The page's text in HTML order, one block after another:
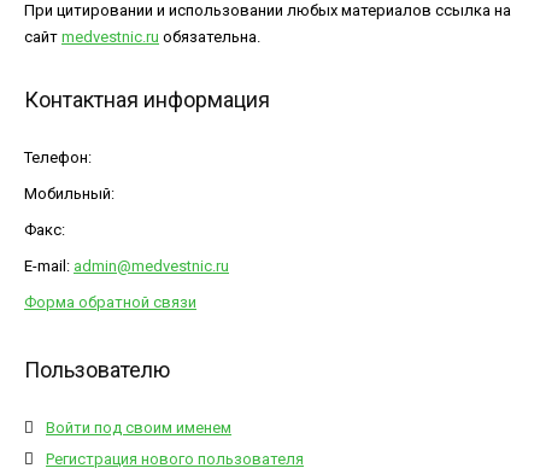
При цитировании и использовании любых материалов ссылка на
сайт medvestnic.ru обязательна.
Контактная информация
Телефон:
Мобильный:
Факс:
E-mail: admin@medvestnic.ru
Форма обратной связи
Пользователю
Войти под своим именем
Регистрация нового пользователя